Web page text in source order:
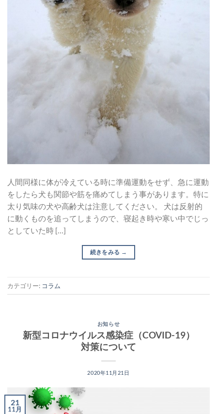
人間同様に体が冷えている時に準備運動をせず、急に運動
をしたら犬も関節や筋を痛めてしまう事があります。特に
太り気味の犬や高齢犬は注意してください。 犬は反射的
に動くものを追ってしまうので、寝起き時や寒い中でじっ
としていた時 […]
続きをみる →
カテゴリー: コラム
お知らせ
新型コロナウイルス感染症（COVID-19）
対策について
2020年11月21日
21
11月